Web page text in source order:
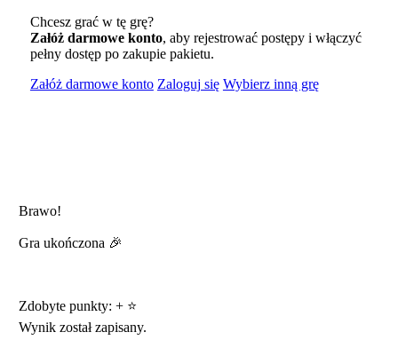
Chcesz grać w tę grę?
Załóż darmowe konto, aby rejestrować postępy i włączyć
pełny dostęp po zakupie pakietu.
Załóż darmowe konto Zaloguj się Wybierz inną grę
Brawo!
Gra ukończona 🎉
Zdobyte punkty: +⭐
Wynik został zapisany.